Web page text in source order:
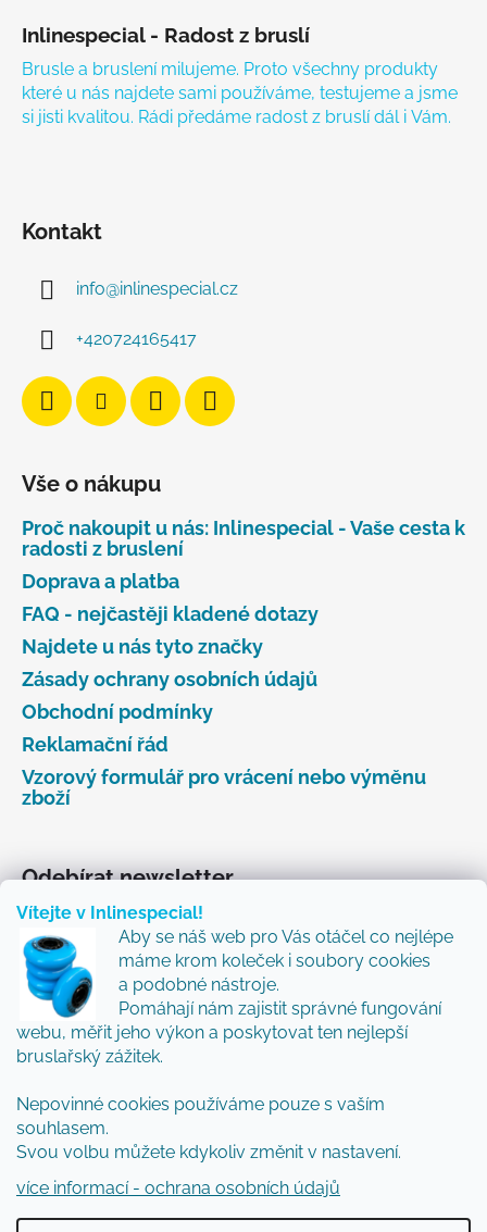
Vítejte v Inlinespecial!
Aby se náš web pro Vás otáčel co nejlépe
máme krom koleček i soubory cookies
a podobné nástroje.
Pomáhají nám zajistit správné fungování
webu, měřit jeho výkon a poskytovat ten nejlepší
bruslařský zážitek.
Nepovinné cookies používáme pouze s vaším
souhlasem.
Svou volbu můžete kdykoliv změnit v nastavení.
více informací - ochrana osobních údajů
Inlinespecial - Radost z bruslí
Brusle a bruslení milujeme. Proto všechny produkty
které u nás najdete sami používáme, testujeme a jsme
si jisti kvalitou. Rádi předáme radost z bruslí dál i Vám.
Kontakt
info@inlinespecial.cz
+420724165417
Vše o nákupu
Proč nakoupit u nás: Inlinespecial - Vaše cesta k
radosti z bruslení
Doprava a platba
FAQ - nejčastěji kladené dotazy
Najdete u nás tyto značky
Zásady ochrany osobních údajů
Obchodní podmínky
Reklamační řád
Vzorový formulář pro vrácení nebo výměnu
zboží
Odebírat newsletter
Vložte svůj e-mail a my vám budeme zasílat informace
o nových produktech na našem e-shopu.
Přidejte se k nám a my Vám budeme zasílat ty nejlepší
novinky a tipy.
E-mail
Vložením e-mailu souhlasíte spodmínkami
ochrany osobních údajů
PŘIHLÁSIT SE